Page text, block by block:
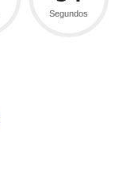
Segundos